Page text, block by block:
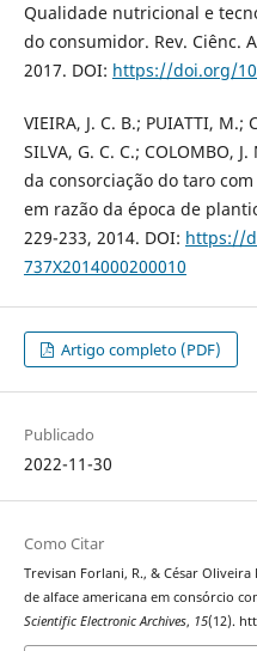
Qualidade nutricional e
do consumidor. Rev. Ciênc.
2017. DOI: https://doi.org/
VIEIRA, J. C. B.; PUIATTI, M.;
SILVA, G. C. C.; COLOMBO,
da consorciação do taro
em razão da época de
229-233, 2014. DOI: https://
737X2014000200010
Artigo completo (PDF)
Publicado
2022-11-30
Como Citar
Trevisan Forlani, R., & César
de alface americana em consórcio
Scientific Electronic Archives, 15(12).